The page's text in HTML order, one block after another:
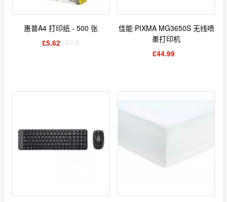
惠普A4 打印纸 - 500 张
£5.62 £7.5
佳能 PIXMA MG3650S 无线喷
墨打印机
£44.99